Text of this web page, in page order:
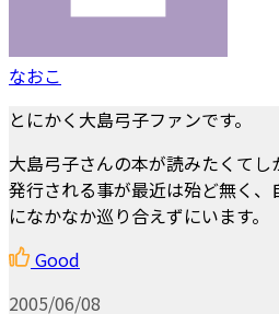
なおこ
とにかく大島弓子ファンです。
大島弓子さんの本が読みたくてし
発行される事が最近は殆ど無く
になかなか巡り合えずにいます。
Good
2005/06/08